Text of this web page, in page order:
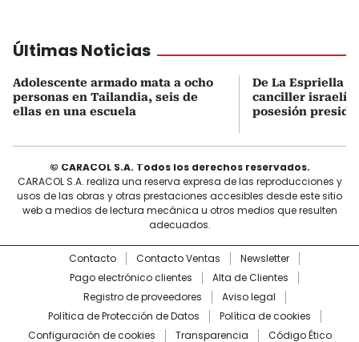
Últimas Noticias
Adolescente armado mata a ocho
personas en Tailandia, seis de
ellas en una escuela
De La Espriella
canciller israelí
posesión
© CARACOL S.A. Todos los derechos reservados.
CARACOL S.A. realiza una reserva expresa de las reproducciones y
usos de las obras y otras prestaciones accesibles desde este sitio
web a medios de lectura mecánica u otros medios que resulten
adecuados.
Contacto Contacto Ventas
Newsletter
Pago electrónico clientes
Alta de Clientes
Registro de proveedores
Aviso legal
Política de Protección de Datos
Política de cookies
Configuración de cookies
Transparencia Código Ético